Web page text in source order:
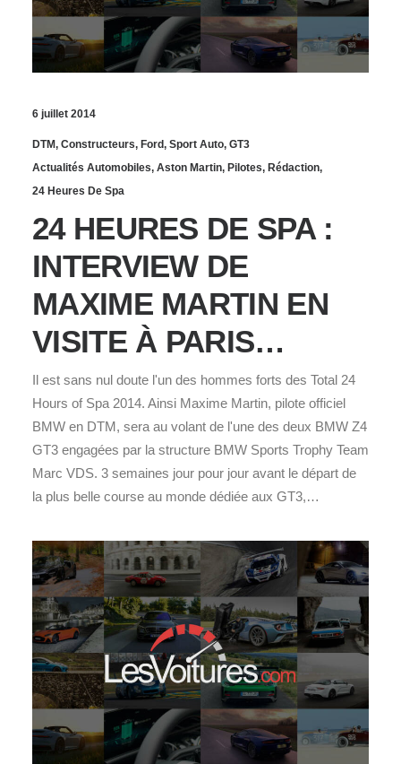
6 juillet 2014
DTM, Constructeurs, Ford, Sport Auto, GT3
Actualités Automobiles, Aston Martin, Pilotes, Rédaction,
24 Heures De Spa
24 HEURES DE SPA :
INTERVIEW DE
MAXIME MARTIN EN
VISITE À PARIS…
Il est sans nul doute l'un des hommes forts des Total 24
Hours of Spa 2014. Ainsi Maxime Martin, pilote officiel
BMW en DTM, sera au volant de l'une des deux BMW Z4
GT3 engagées par la structure BMW Sports Trophy Team
Marc VDS. 3 semaines jour pour jour avant le départ de
la plus belle course au monde dédiée aux GT3,…